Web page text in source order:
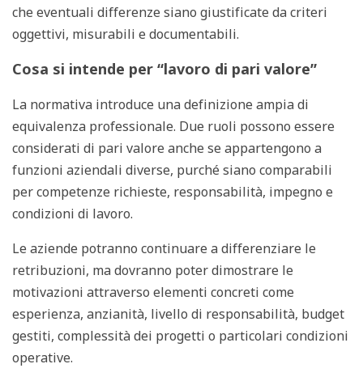
che eventuali differenze siano giustificate da criteri
oggettivi, misurabili e documentabili.
Cosa si intende per “lavoro di pari valore”
La normativa introduce una definizione ampia di
equivalenza professionale. Due ruoli possono essere
considerati di pari valore anche se appartengono a
funzioni aziendali diverse, purché siano comparabili
per competenze richieste, responsabilità, impegno e
condizioni di lavoro.
Le aziende potranno continuare a differenziare le
retribuzioni, ma dovranno poter dimostrare le
motivazioni attraverso elementi concreti come
esperienza, anzianità, livello di responsabilità, budget
gestiti, complessità dei progetti o particolari condizioni
operative.